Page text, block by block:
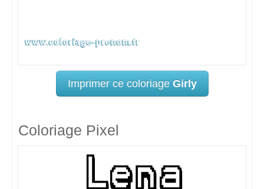
Imprimer ce coloriage Girly
Coloriage Pixel